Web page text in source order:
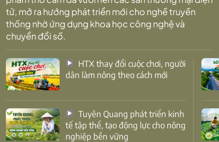
tử, mở ra hướng phát triển mới cho nghề truyền
thống nhờ ứng dụng khoa học công nghệ và
chuyển đổi số.
dân làm nông theo cách mới
tế tập thể, tạo động lực cho nông
nghiệp bền vững